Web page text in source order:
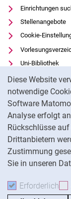
Diese Website
notwendige
Software
Analyse erfolgt
Rückschlüsse
Drittanbietern
Zustimmung
Sie in unseren
Erforderlich
Einrichtungen
Stellenangebote
Cookie-
Uni-Bibliothek
Moodle
Panopto
Datenschutz
Barrierefreiheit
Transparenter KI-